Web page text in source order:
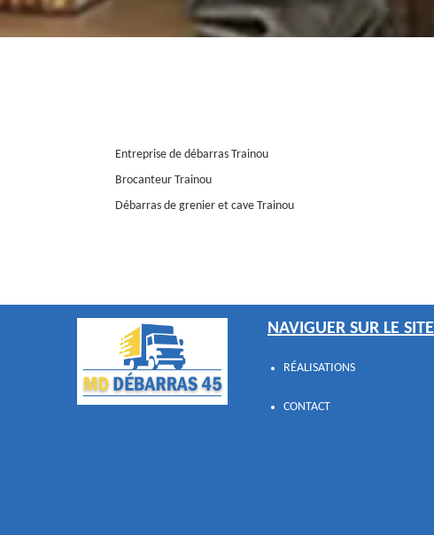
Entreprise de débarras Trainou
Brocanteur Trainou
Débarras de grenier et cave Trainou
NAVIGUER SUR LE SITE
RÉALISATIONS
CONTACT